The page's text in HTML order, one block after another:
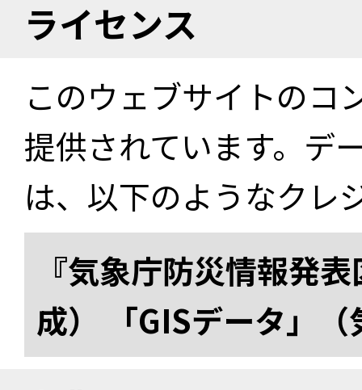
ライセンス
このウェブサイトのコ
提供されています。デ
は、以下のようなクレ
『気象庁防災情報発
成） 「GISデータ」